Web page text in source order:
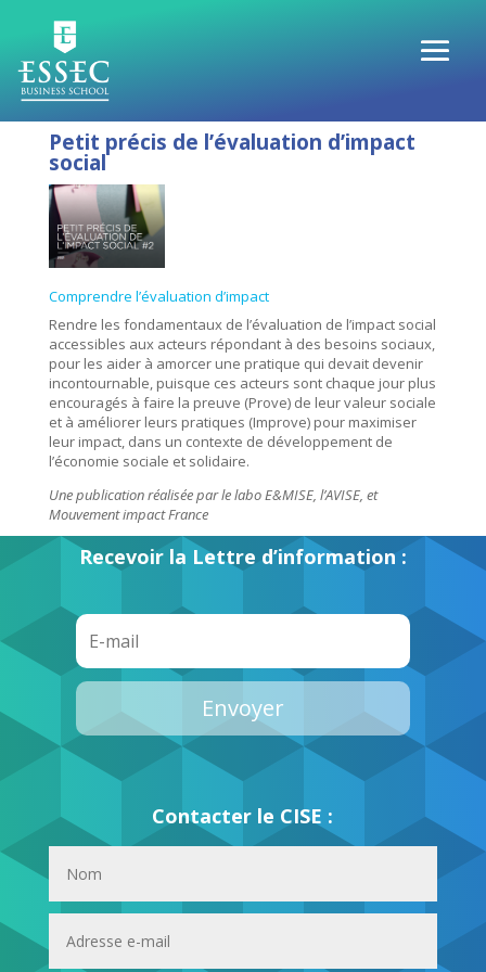
Petit précis de l’évaluation d’impact
social
Comprendre l’évaluation d’impact
Rendre les fondamentaux de l’évaluation de l’impact social
accessibles aux acteurs répondant à des besoins sociaux,
pour les aider à amorcer une pratique qui devait devenir
incontournable, puisque ces acteurs sont chaque jour plus
encouragés à faire la preuve (Prove) de leur valeur sociale
et à améliorer leurs pratiques (Improve) pour maximiser
leur impact, dans un contexte de développement de
l’économie sociale et solidaire.
Une publication réalisée par le labo E&MISE, l’AVISE, et
Mouvement impact France
Recevoir la Lettre d’information :
Envoyer
Contacter le CISE :